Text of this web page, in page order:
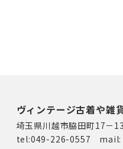
ヴィンテージ古着や
埼玉県川越市脇田町17－
tel:049-226-0557 mail: